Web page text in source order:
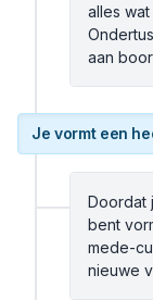
alles
aan
Je vormt een
Doordat
bent
mede-
nieuwe